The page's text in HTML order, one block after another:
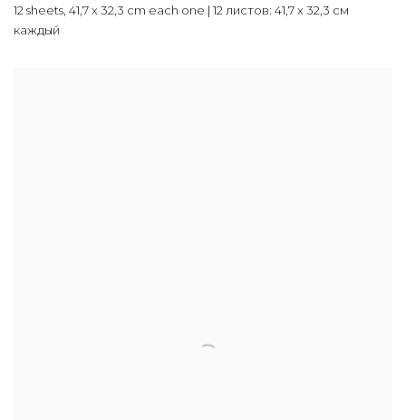
12 sheets, 41,7 х 32,3 cm each one | 12 листов: 41,7 х 32,3 см
каждый